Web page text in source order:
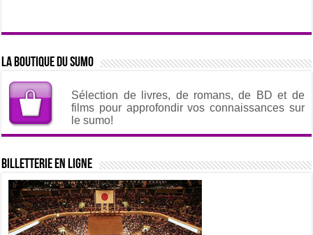
La boutique du sumo
Sélection de livres, de romans, de BD et de
films pour approfondir vos connaissances sur
le sumo!
Billetterie en ligne